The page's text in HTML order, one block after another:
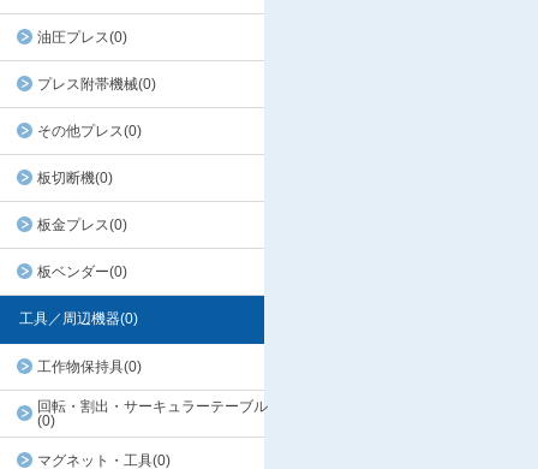
油圧プレス(0)
プレス附帯機械(0)
その他プレス(0)
板切断機(0)
板金プレス(0)
板ベンダー(0)
工具／周辺機器(0)
工作物保持具(0)
回転・割出・サーキュラーテーブル
(0)
マグネット・工具(0)